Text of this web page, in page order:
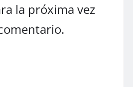
la próxima vez